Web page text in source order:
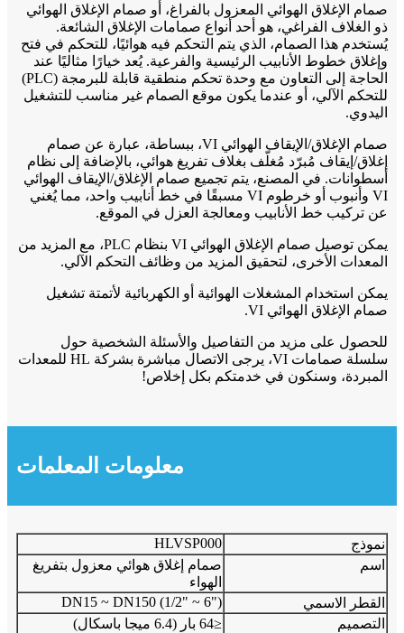
صمام الإغلاق الهوائي المعزول بالفراغ، أو صمام الإغلاق الهوائي
ذو الغلاف الفراغي، هو أحد أنواع صمامات الإغلاق الشائعة.
يُستخدم هذا الصمام، الذي يتم التحكم فيه هوائيًا، للتحكم في فتح
وإغلاق خطوط الأنابيب الرئيسية والفرعية. يُعد خيارًا مثاليًا عند
الحاجة إلى التعاون مع وحدة تحكم منطقية قابلة للبرمجة (PLC)
للتحكم الآلي، أو عندما يكون موقع الصمام غير مناسب للتشغيل
اليدوي.
صمام الإغلاق/الإيقاف الهوائي VI، ببساطة، عبارة عن صمام
إغلاق/إيقاف مُبرّد مُغلّف بغلاف تفريغ هوائي، بالإضافة إلى نظام
أسطوانات. في المصنع، يتم تجميع صمام الإغلاق/الإيقاف الهوائي
VI وأنبوب أو خرطوم VI مسبقًا في خط أنابيب واحد، مما يُغني
عن تركيب خط الأنابيب ومعالجة العزل في الموقع.
يمكن توصيل صمام الإغلاق الهوائي VI بنظام PLC، مع المزيد من
المعدات الأخرى، لتحقيق المزيد من وظائف التحكم الآلي.
يمكن استخدام المشغلات الهوائية أو الكهربائية لأتمتة تشغيل
صمام الإغلاق الهوائي VI.
للحصول على مزيد من التفاصيل والأسئلة الشخصية حول
سلسلة صمامات VI، يرجى الاتصال مباشرة بشركة HL للمعدات
المبردة، وسنكون في خدمتكم بكل إخلاص!
معلومات المعلمات
نموذج
HLVSP000
اسم
صمام إغلاق هوائي معزول بتفريغ
الهواء
القطر الاسمي
DN15 ~ DN150 (1/2" ~ 6")
التصميم
≤64 بار (6.4 ميجا باسكال)